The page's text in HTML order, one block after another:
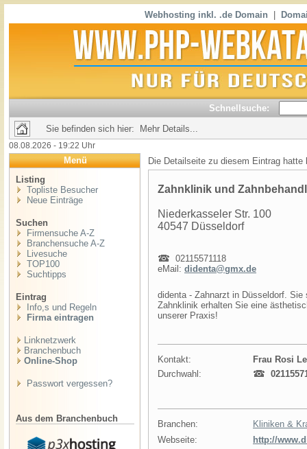
Webhosting inkl. .de Domain
Schnellsuche:
Sie befinden sich hier: Mehr Details...
08.08.2026 - 19:22 Uhr
Menü
Listing
Topliste Besucher
Neue Einträge
Suchen
Firmensuche A-Z
Branchensuche A-Z
Livesuche
TOP100
Suchtipps
Eintrag
Info,s und Regeln
Firma eintragen
Linknetzwerk
Branchenbuch
Online-Shop
Passwort vergessen?
Aus dem Branchenbuch
Die Detailseite zu diesem Eintrag
Zahnklinik und
Niederkasseler Str. 100
40547 Düsseldorf
02115571118
eMail: didenta@gmx.de
didenta - Zahnarzt in Düsseldorf.
Zahnklinik erhalten Sie eine
unserer Praxis!
Kontakt:
Frau Rosi
Durchwahl:
Branchen:
Kliniken &
Webseite:
http://